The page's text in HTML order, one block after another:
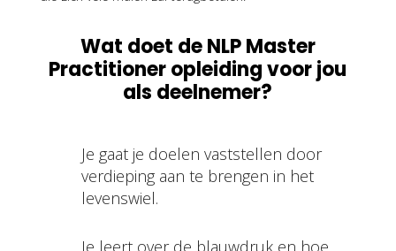
Wat doet de NLP Master
Practitioner opleidingvoor jou
als deelnemer?
Je gaat je doelen vaststellen door
verdieping aan te brengen in het
levenswiel.
Je leert over de blauwdruk en hoe